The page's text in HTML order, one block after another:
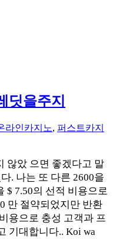
딧을주지
라인카지노, 퍼스트카지
않았 으면 좋겠다고 말
. 나는 또 다른 2600을
$ 7.50의 선적 비용으로
만 절약되었지만 반환
용으로 충성 고객과 프
기대합니다.. Koi wa